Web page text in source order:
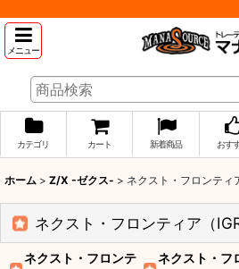
メニュー
カテゴリ カート 新着商品 おす
ホーム > Z/X -ゼクス- > ネクスト・フロンティ
ネクスト・フロンティア（
ネクスト・フロンテ
ネクスト・フ